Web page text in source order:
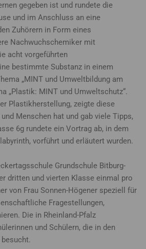
gegeben ist und rundete die
und im Anschluss an eine
Zuhörern in Form eines
Nachwuchschemiker mit
acht vorgeführten
bestimmte Substanz in einem
„MINT und Umweltbildung am
„Plastik: MINT und Umweltschutz“.
Plastikherstellung, zeigte diese
Menschen hat und gab viele Tipps,
6g rundete ein Vortrag ab, in dem
vorführt und erläutert wurden.
Grundschule Bitburg-
dritten und vierten Klasse einmal pro
von Frau Sonnen-Högener speziell für
Fragestellungen,
Die in Rheinland-Pfalz
und Schülern, die in den